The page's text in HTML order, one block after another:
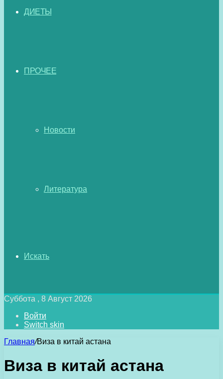
ДИЕТЫ
ПРОЧЕЕ
Новости
Литература
Искать
Суббота , 8 Август 2026
Войти
Switch skin
Главная/Виза в китай астана
Виза в китай астана